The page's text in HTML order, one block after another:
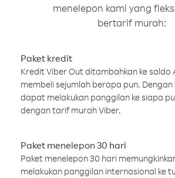
menelepon kami yang
bertarif murah:
Paket kredit
Kredit Viber Out ditambahkan ke saldo
membeli sejumlah berapa pun.
dapat melakukan panggilan ke siapa
dengan tarif murah Viber.
Paket menelepon 30 hari
Paket menelepon 30 hari
melakukan panggilan internasional ke